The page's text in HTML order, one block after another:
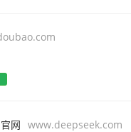
网 www.deepseek.com